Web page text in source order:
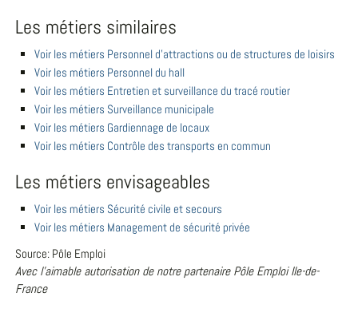
Les métiers similaires
Voir les métiers Personnel d'attractions ou de structures de loisirs
Voir les métiers Personnel du hall
Voir les métiers Entretien et surveillance du tracé routier
Voir les métiers Surveillance municipale
Voir les métiers Gardiennage de locaux
Voir les métiers Contrôle des transports en commun
Les métiers envisageables
Voir les métiers Sécurité civile et secours
Voir les métiers Management de sécurité privée
Source: Pôle Emploi
Avec l'aimable autorisation de notre partenaire Pôle Emploi Ile-de-
France